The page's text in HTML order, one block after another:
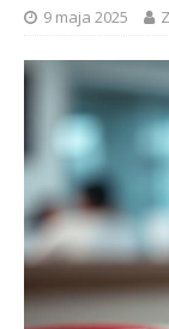
9 maja 2025